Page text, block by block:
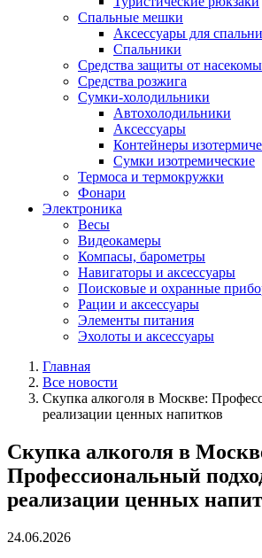
Спальные мешки
Аксессуары для
Спальники
Средства защиты от
Средства розжига
Сумки-холодильники
Автохолодильники
Аксессуары
Контейнеры
Сумки изотремические
Термоса и термокружки
Фонари
Электроника
Весы
Видеокамеры
Компасы, барометры
Навигаторы и аксессуары
Поисковые и охранные
Рации и аксессуары
Элементы питания
Эхолоты и аксессуары
Главная
Все новости
Скупка алкоголя в Москве:
реализации ценных напитков
Скупка алкоголя в
Профессиональный
реализации ценных
24.06.2026